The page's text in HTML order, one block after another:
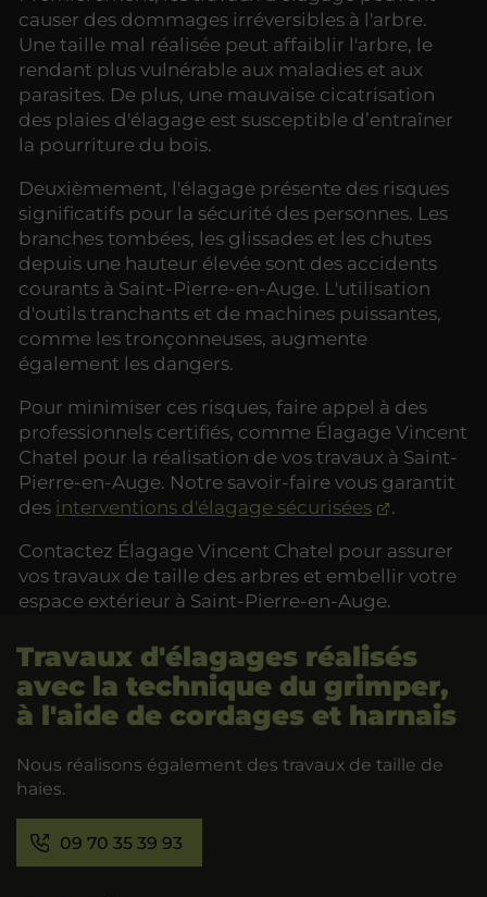
causer des dommages irréversibles à l'arbre.
Une taille mal réalisée peut affaiblir l'arbre, le
rendant plus vulnérable aux maladies et aux
parasites. De plus, une mauvaise cicatrisation
des plaies d'élagage est susceptible d’entraîner
la pourriture du bois.
Deuxièmement, l'élagage présente des risques
significatifs pour la sécurité des personnes. Les
branches tombées, les glissades et les chutes
depuis une hauteur élevée sont des accidents
courants à Saint-Pierre-en-Auge. L'utilisation
d'outils tranchants et de machines puissantes,
comme les tronçonneuses, augmente
également les dangers.
Pour minimiser ces risques, faire appel à des
professionnels certifiés, comme Élagage Vincent
Chatel pour la réalisation de vos travaux à Saint-
Pierre-en-Auge. Notre savoir-faire vous garantit
des interventions d'élagage sécurisées
.
Contactez Élagage Vincent Chatel pour assurer
vos travaux de taille des arbres et embellir votre
espace extérieur à Saint-Pierre-en-Auge.
Travaux d'élagages réalisés
avec la technique du grimper,
à l'aide de cordages et harnais
Nous réalisons également des travaux de taille de
haies.
09 70 35 39 93